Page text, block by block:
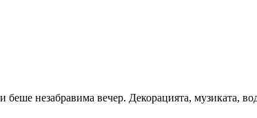
беше незабравима вечер. Декорацията,